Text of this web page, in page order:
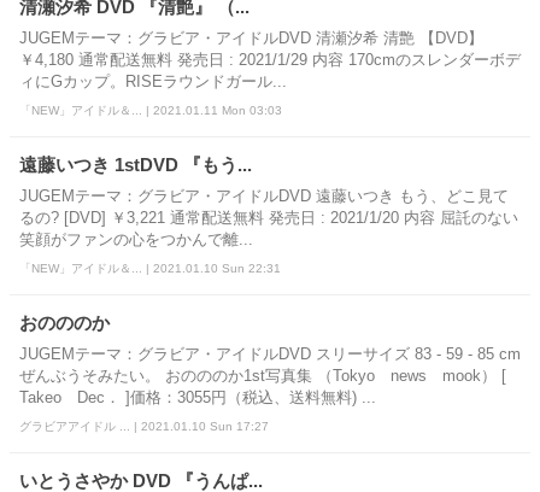
清瀬汐希 DVD 『清艶』 （...
JUGEMテーマ：グラビア・アイドルDVD 清瀬汐希 清艶 【DVD】
￥4,180 通常配送無料 発売日 : 2021/1/29 内容 170cmのスレンダーボデ
ィにGカップ。RISEラウンドガール...
「NEW」アイドル＆... | 2021.01.11 Mon 03:03
遠藤いつき 1stDVD 『もう...
JUGEMテーマ：グラビア・アイドルDVD 遠藤いつき もう、どこ見て
るの? [DVD] ￥3,221 通常配送無料 発売日 : 2021/1/20 内容 屈託のない
笑顔がファンの心をつかんで離...
「NEW」アイドル＆... | 2021.01.10 Sun 22:31
おのののか
JUGEMテーマ：グラビア・アイドルDVD スリーサイズ 83 - 59 - 85 cm
ぜんぶうそみたい。 おのののか1st写真集 （Tokyo news mook） [
Takeo Dec． ]価格：3055円（税込、送料無料) ...
グラビアアイドル ... | 2021.01.10 Sun 17:27
いとうさやか DVD 『うんぱ...